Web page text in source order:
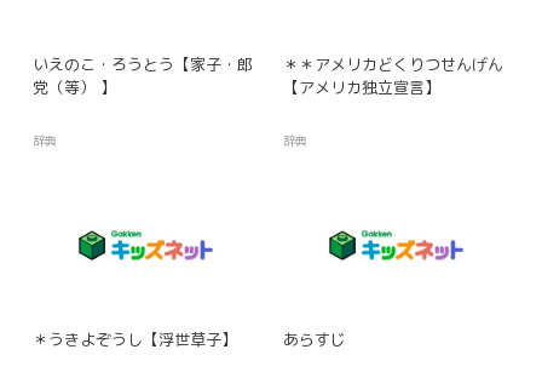
いえのこ・ろうとう【家子・郎
党（等） 】
辞典
＊＊アメリカどくりつせんげん
【アメリカ独立宣言】
辞典
＊うきよぞうし【浮世草子】 あらすじ